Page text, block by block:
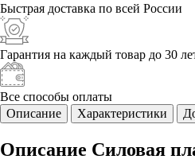
Быстрая доставка по всей России
Гарантия на каждый товар до 30
Все способы оплаты
Описание
Характеристики
Описание Силовая